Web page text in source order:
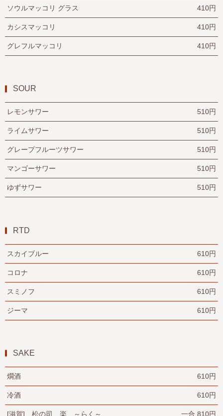
ソウルマッコリ グラス 410円
カシスマッコリ 410円
グレフルマッコリ 410円
SOUR
レモンサワー 510円
ライムサワー 510円
グレープフルーツサワー 510円
マンゴーサワー 510円
ゆずサワー 510円
RTD
スカイブルー 610円
コロナ 610円
スミノフ 610円
ジーマ 610円
SAKE
燗酒 610円
冷酒 610円
[滋賀] 松の司 楽 ～らく～ 一合 810円